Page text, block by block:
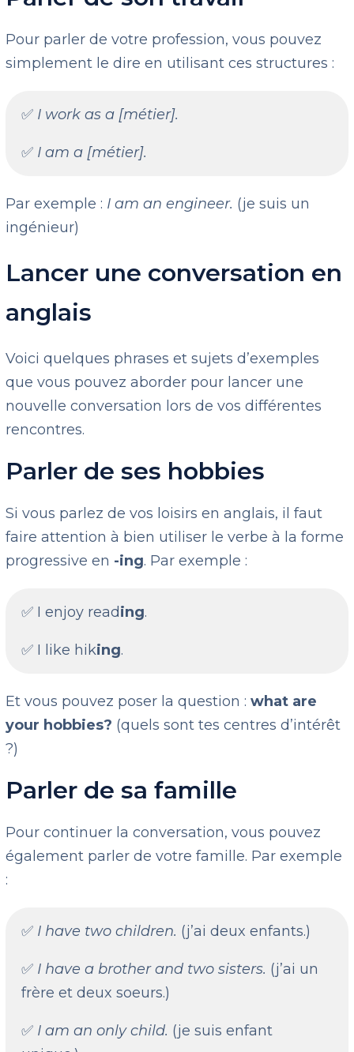
Pour parler de votre profession, vous pouvez
simplement le dire en utilisant ces structures :
✅ I work as a [métier].
✅ I am a [métier].
Par exemple : I am an engineer. (je suis un
ingénieur)
Lancer une conversation en
anglais
Voici quelques phrases et sujets d’exemples
que vous pouvez aborder pour lancer une
nouvelle conversation lors de vos différentes
rencontres.
Parler de ses hobbies
Si vous parlez de vos loisirs en anglais, il faut
faire attention à bien utiliser le verbe à la forme
progressive en -ing. Par exemple :
✅ I enjoy reading.
✅ I like hiking.
Et vous pouvez poser la question :what are
your hobbies? (quels sont tes centres d’intérêt
?)
Parler de sa famille
Pour continuer la conversation, vous pouvez
également parler de votre famille. Par exemple
:
✅ I have two children. (j’ai deux enfants.)
✅ I have a brother and two sisters. (j’ai un
frère et deux soeurs.)
✅ I am an only child. (je suis enfant